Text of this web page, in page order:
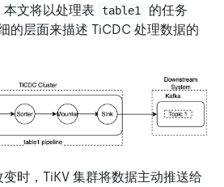
文将以处理表
table1
的任务
的层面来描述 TiCDC 处理数据的
时，TiKV 集群将数据主动推送给